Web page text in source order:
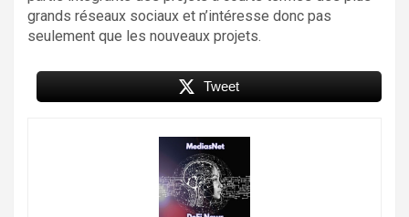
grands réseaux sociaux et n’intéresse donc pas
seulement que les nouveaux projets.
Tweet